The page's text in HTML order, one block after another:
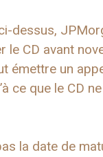
dessus,
le CD avant
émettre un
ce que le CD
la date de